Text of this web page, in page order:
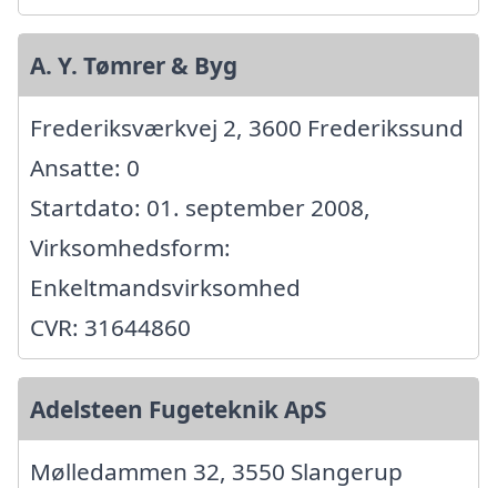
A. Y. Tømrer & Byg
Frederiksværkvej 2, 3600 Frederikssund
Ansatte: 0
Startdato: 01. september 2008,
Virksomhedsform:
Enkeltmandsvirksomhed
CVR: 31644860
Adelsteen Fugeteknik ApS
Mølledammen 32, 3550 Slangerup